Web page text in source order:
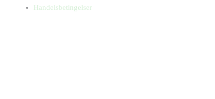
Handelsbetingelser